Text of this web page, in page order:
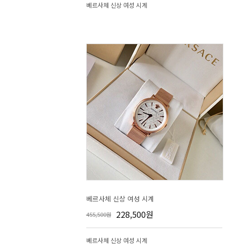
베르사체 신상 여성 시계
베르사체 신상 여성 시계
455,500원 228,500원
베르사체 신상 여성 시계